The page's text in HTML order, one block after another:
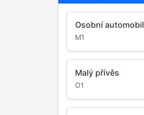
Osobní automobil
M1
Malý přívěs
O1